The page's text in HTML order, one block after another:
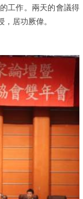
工作。兩天的會議得
居功厥偉。